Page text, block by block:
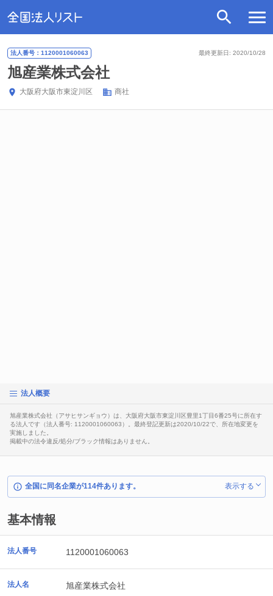
最終更新日: 2020/10/28
法人番号：1120001060063
旭産業株式会社
大阪府大阪市東淀川区 商社
法人概要
旭産業株式会社（アサヒサンギョウ）は、大阪府大阪市東淀川区豊里1丁目6番25号に所在す
る法人です（法人番号: 1120001060063）。最終登記更新は2020/10/22で、所在地変更を
実施しました。
掲載中の法令違反/処分/ブラック情報はありません。
全国に同名企業が114件あります。 表示する
基本情報
法人番号 1120001060063
法人名 旭産業株式会社